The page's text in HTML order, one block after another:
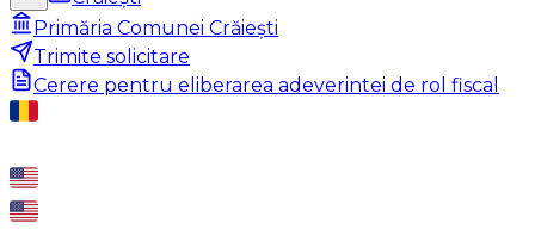
Primăria Comunei Crăiești
Trimite solicitare
Cerere pentru eliberarea adeverintei de rol fiscal